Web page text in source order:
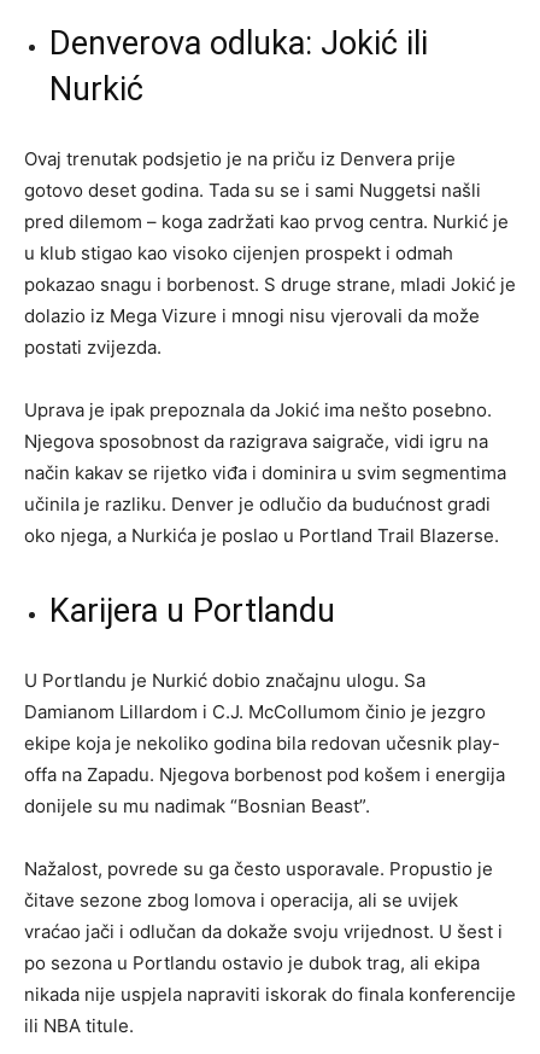
Denverova odluka: Jokić ili
Nurkić
Ovaj trenutak podsjetio je na priču iz Denvera prije
gotovo deset godina. Tada su se i sami Nuggetsi našli
pred dilemom – koga zadržati kao prvog centra. Nurkić je
u klub stigao kao visoko cijenjen prospekt i odmah
pokazao snagu i borbenost. S druge strane, mladi Jokić je
dolazio iz Mega Vizure i mnogi nisu vjerovali da može
postati zvijezda.
Uprava je ipak prepoznala da Jokić ima nešto posebno.
Njegova sposobnost da razigrava saigrače, vidi igru na
način kakav se rijetko viđa i dominira u svim segmentima
učinila je razliku. Denver je odlučio da budućnost gradi
oko njega, a Nurkića je poslao u Portland Trail Blazerse.
Karijera u Portlandu
U Portlandu je Nurkić dobio značajnu ulogu. Sa
Damianom Lillardom i C.J. McCollumom činio je jezgro
ekipe koja je nekoliko godina bila redovan učesnik play-
offa na Zapadu. Njegova borbenost pod košem i energija
donijele su mu nadimak “Bosnian Beast”.
Nažalost, povrede su ga često usporavale. Propustio je
čitave sezone zbog lomova i operacija, ali se uvijek
vraćao jači i odlučan da dokaže svoju vrijednost. U šest i
po sezona u Portlandu ostavio je dubok trag, ali ekipa
nikada nije uspjela napraviti iskorak do finala konferencije
ili NBA titule.